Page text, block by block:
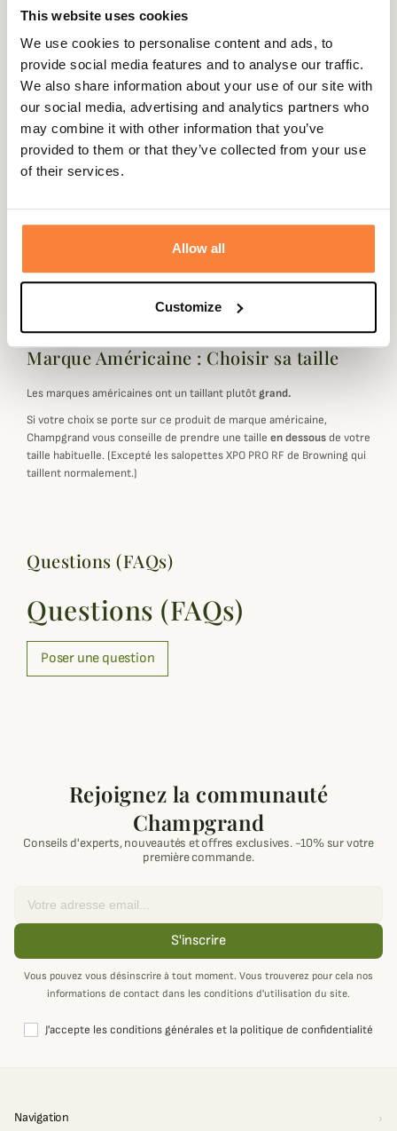
This website uses cookies
We use cookies to personalise content and ads, to
provide social media features and to analyse our traffic.
We also share information about your use of our site with
our social media, advertising and analytics partners who
may combine it with other information that you’ve
provided to them or that they’ve collected from your use
of their services.
Allow all
Customize
Composée de coton, sa légèreté et sa respirabilité sont
alors idéales. Elle conviendra ainsi aussi bien pour la
chasse, que pour le tir sportif ou même pour la vie de
tous les jours.
Déperlante, elle peut donc être portée dans des climats
humides comme ensoleillés.
Fiche technique
Marque Américaine : Choisir sa taille
Les marques américaines ont un taillant plutôt grand.
Si votre choix se porte sur ce produit de marque américaine,
Champgrand vous conseille de prendre une taille en dessousde votre
taille habituelle. (Excepté les salopettes XPO PRO RF de Browning qui
taillent normalement.)
Questions (FAQs)
Questions (FAQs)
Poser une question
Rejoignez la communauté
Champgrand
Conseils d'experts, nouveautés et offres exclusives. -10% sur votre
première commande.
S'inscrire
Vous pouvez vous désinscrire à tout moment. Vous trouverez pour cela nos
informations de contact dans les conditions d'utilisation du site.
J'accepte les conditions générales et la politique de confidentialité
Navigation